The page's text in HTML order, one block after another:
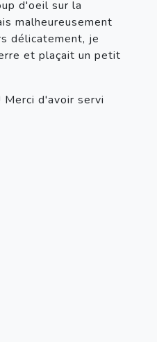
d'oeil sur la
malheureusement
délicatement, je
et plaçait un petit
d'avoir servi